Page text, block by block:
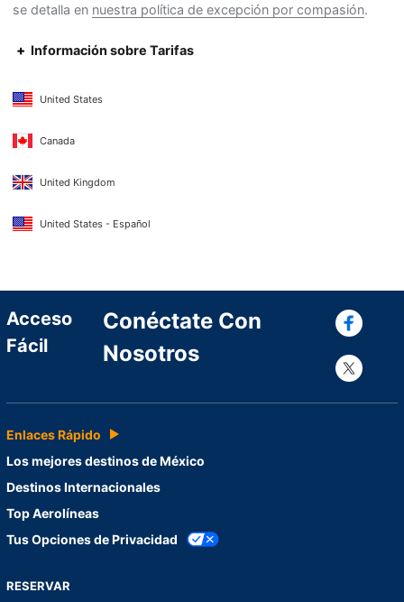
se detalla en nuestra política de excepción por compasión.
Información sobre Tarifas
United States
Canada
United Kingdom
United States - Español
Acceso
Fácil
Conéctate Con
Nosotros
Enlaces Rápido
Los mejores destinos de México
Destinos Internacionales
Top Aerolíneas
Tus Opciones de Privacidad
RESERVAR